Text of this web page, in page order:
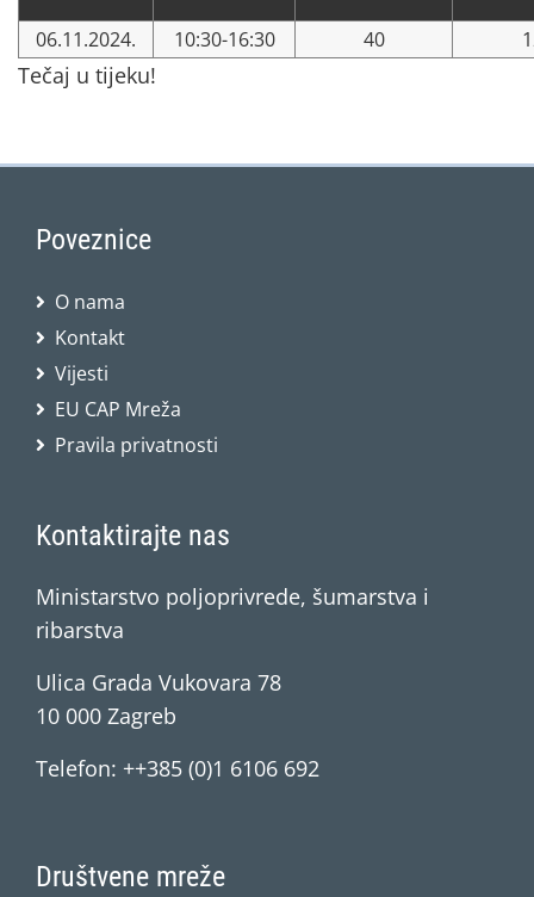
06.11.2024. 10:30-16:30 40
Tečaj u tijeku!
Poveznice
O nama
Kontakt
Vijesti
EU CAP Mreža
Pravila privatnosti
Kontaktirajte nas
Ministarstvo poljoprivrede, šumarstva i
ribarstva
Ulica Grada Vukovara 78
10 000 Zagreb
Telefon: ++385 (0)1 6106 692
Društvene mreže